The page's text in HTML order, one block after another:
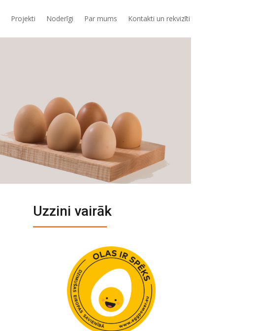
Projekti Noderīgi Par mums Kontakti un rekvizīti
Uzzini vairāk